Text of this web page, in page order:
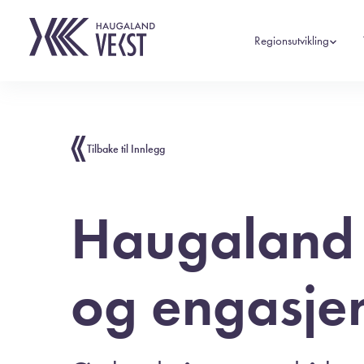
Regionsutvikling
Tilbake til Innlegg
og